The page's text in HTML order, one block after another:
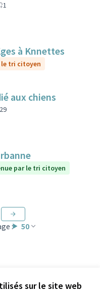
sur le site web
1
à Knnettes
le tri citoyen
aux chiens
29
par le tri citoyen
: 50